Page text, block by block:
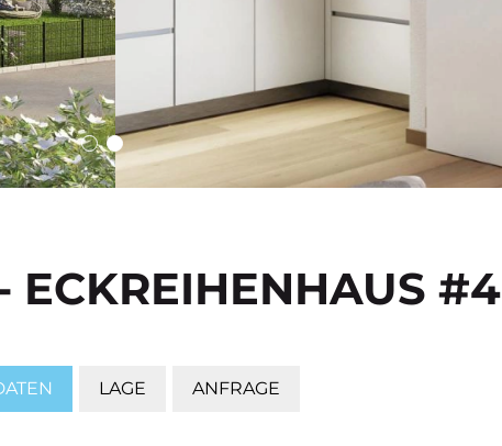
ECKREIHENHAUS #4
LAGE ANFRAGE